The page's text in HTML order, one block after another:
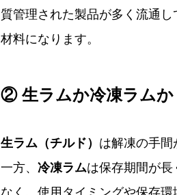
質管理された製品が多く流通
材料になります。
② 生ラムか冷凍ラムか
生ラム（チルド） は解凍の手間
一方、 冷凍ラムは保存期間が